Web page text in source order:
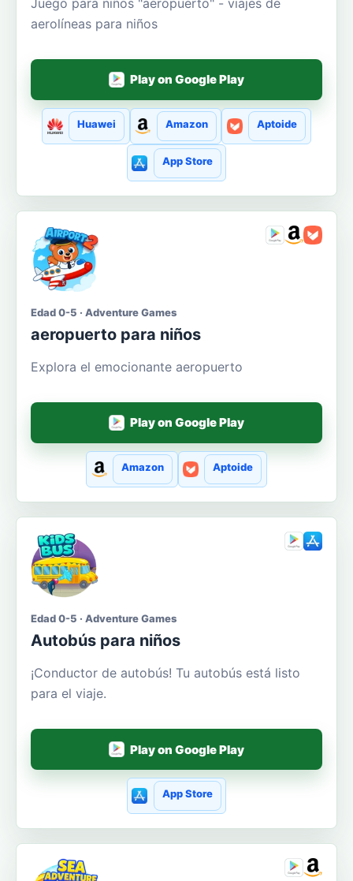
aerolíneas para niños
Play on Google Play
Huawei Amazon Aptoide
App Store
Edad 0-5 · Adventure Games
aeropuerto para niños
Explora el emocionante aeropuerto
Play on Google Play
Amazon Aptoide
Edad 0-5 · Adventure Games
Autobús para niños
¡Conductor de autobús! Tu autobús está listo
para el viaje.
Play on Google Play
App Store